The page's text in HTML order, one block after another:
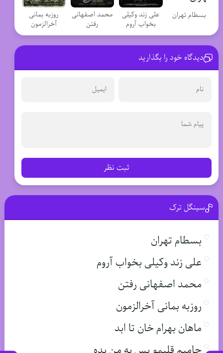
بسطام تهران
علی زند وکیلی
بخواب آروم
محمد اصفهانی
رفتن
روزبه بمانی
آخرالزمون
دیدگاه خود را بگذارید
ثبت نظر
سینگل ترک
بسطام تهران
علی زند وکیلی بخواب آروم
محمد اصفهانی رفتن
روزبه بمانی آخرالزمون
ماهان بهرام خان تا ابد